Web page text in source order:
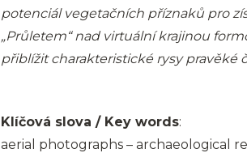
potenciál vegetačních příznaků pro
„Průletem“ nad virtuální krajinou
přiblížit charakteristické rysy pravěké
Klíčová slova / Key words:
aerial photographs – archaeological